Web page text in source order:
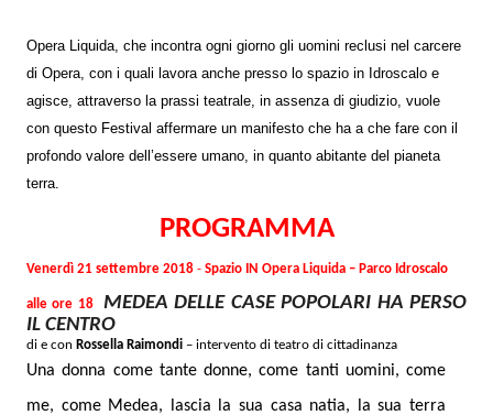
Opera Liquida, che incontra ogni giorno gli uomini reclusi nel carcere
di Opera, con i quali lavora anche presso lo spazio in Idroscalo e
agisce, attraverso la prassi teatrale, in assenza di giudizio, vuole
con questo Festival affermare un manifesto che ha a che fare con il
profondo valore dell’essere umano, in quanto abitante del pianeta
terra.
PROGRAMMA
Venerdì 21 settembre 2018 - Spazio IN Opera Liquida – Parco Idroscalo
alle ore 18 MEDEA DELLE CASE POPOLARI HA PERSO
IL CENTRO
di e con Rossella Raimondi – intervento di teatro di cittadinanza
Una donna come tante donne, come tanti uomini, come
me, come Medea, lascia la sua casa natia, la sua terra